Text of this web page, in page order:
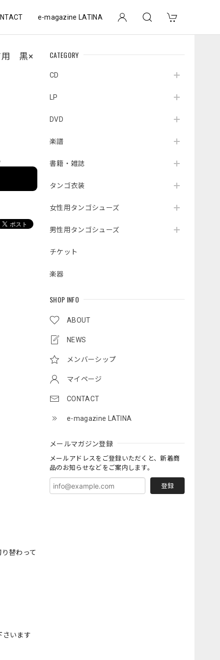
e-magazine LATINA
CATEGORY
CD
LP
DVD
楽譜
書籍・雑誌
タンゴ衣装
女性用タンゴシューズ
男性用タンゴシューズ
チケット
楽器
SHOP INFO
ABOUT
NEWS
メンバーシップ
マイページ
CONTACT
e-magazine LATINA
メールマガジン登録
メールアドレスをご登録いただくと、新着商
品のお知らせなどをご案内します。
登録
用 黒×
替わって
さいます